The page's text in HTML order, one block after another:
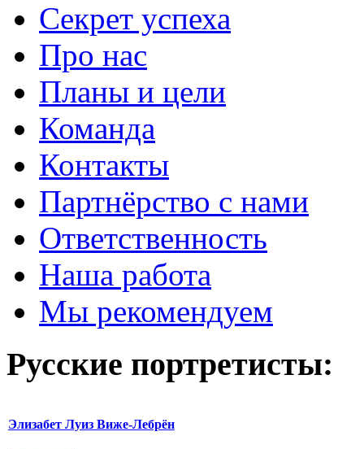
Секрет успеха
Про нас
Планы и цели
Команда
Контакты
Партнёрство с нами
Ответственность
Наша работа
Мы рекомендуем
Русские портретисты:
Элизабет Луиз Виже-Лебрён